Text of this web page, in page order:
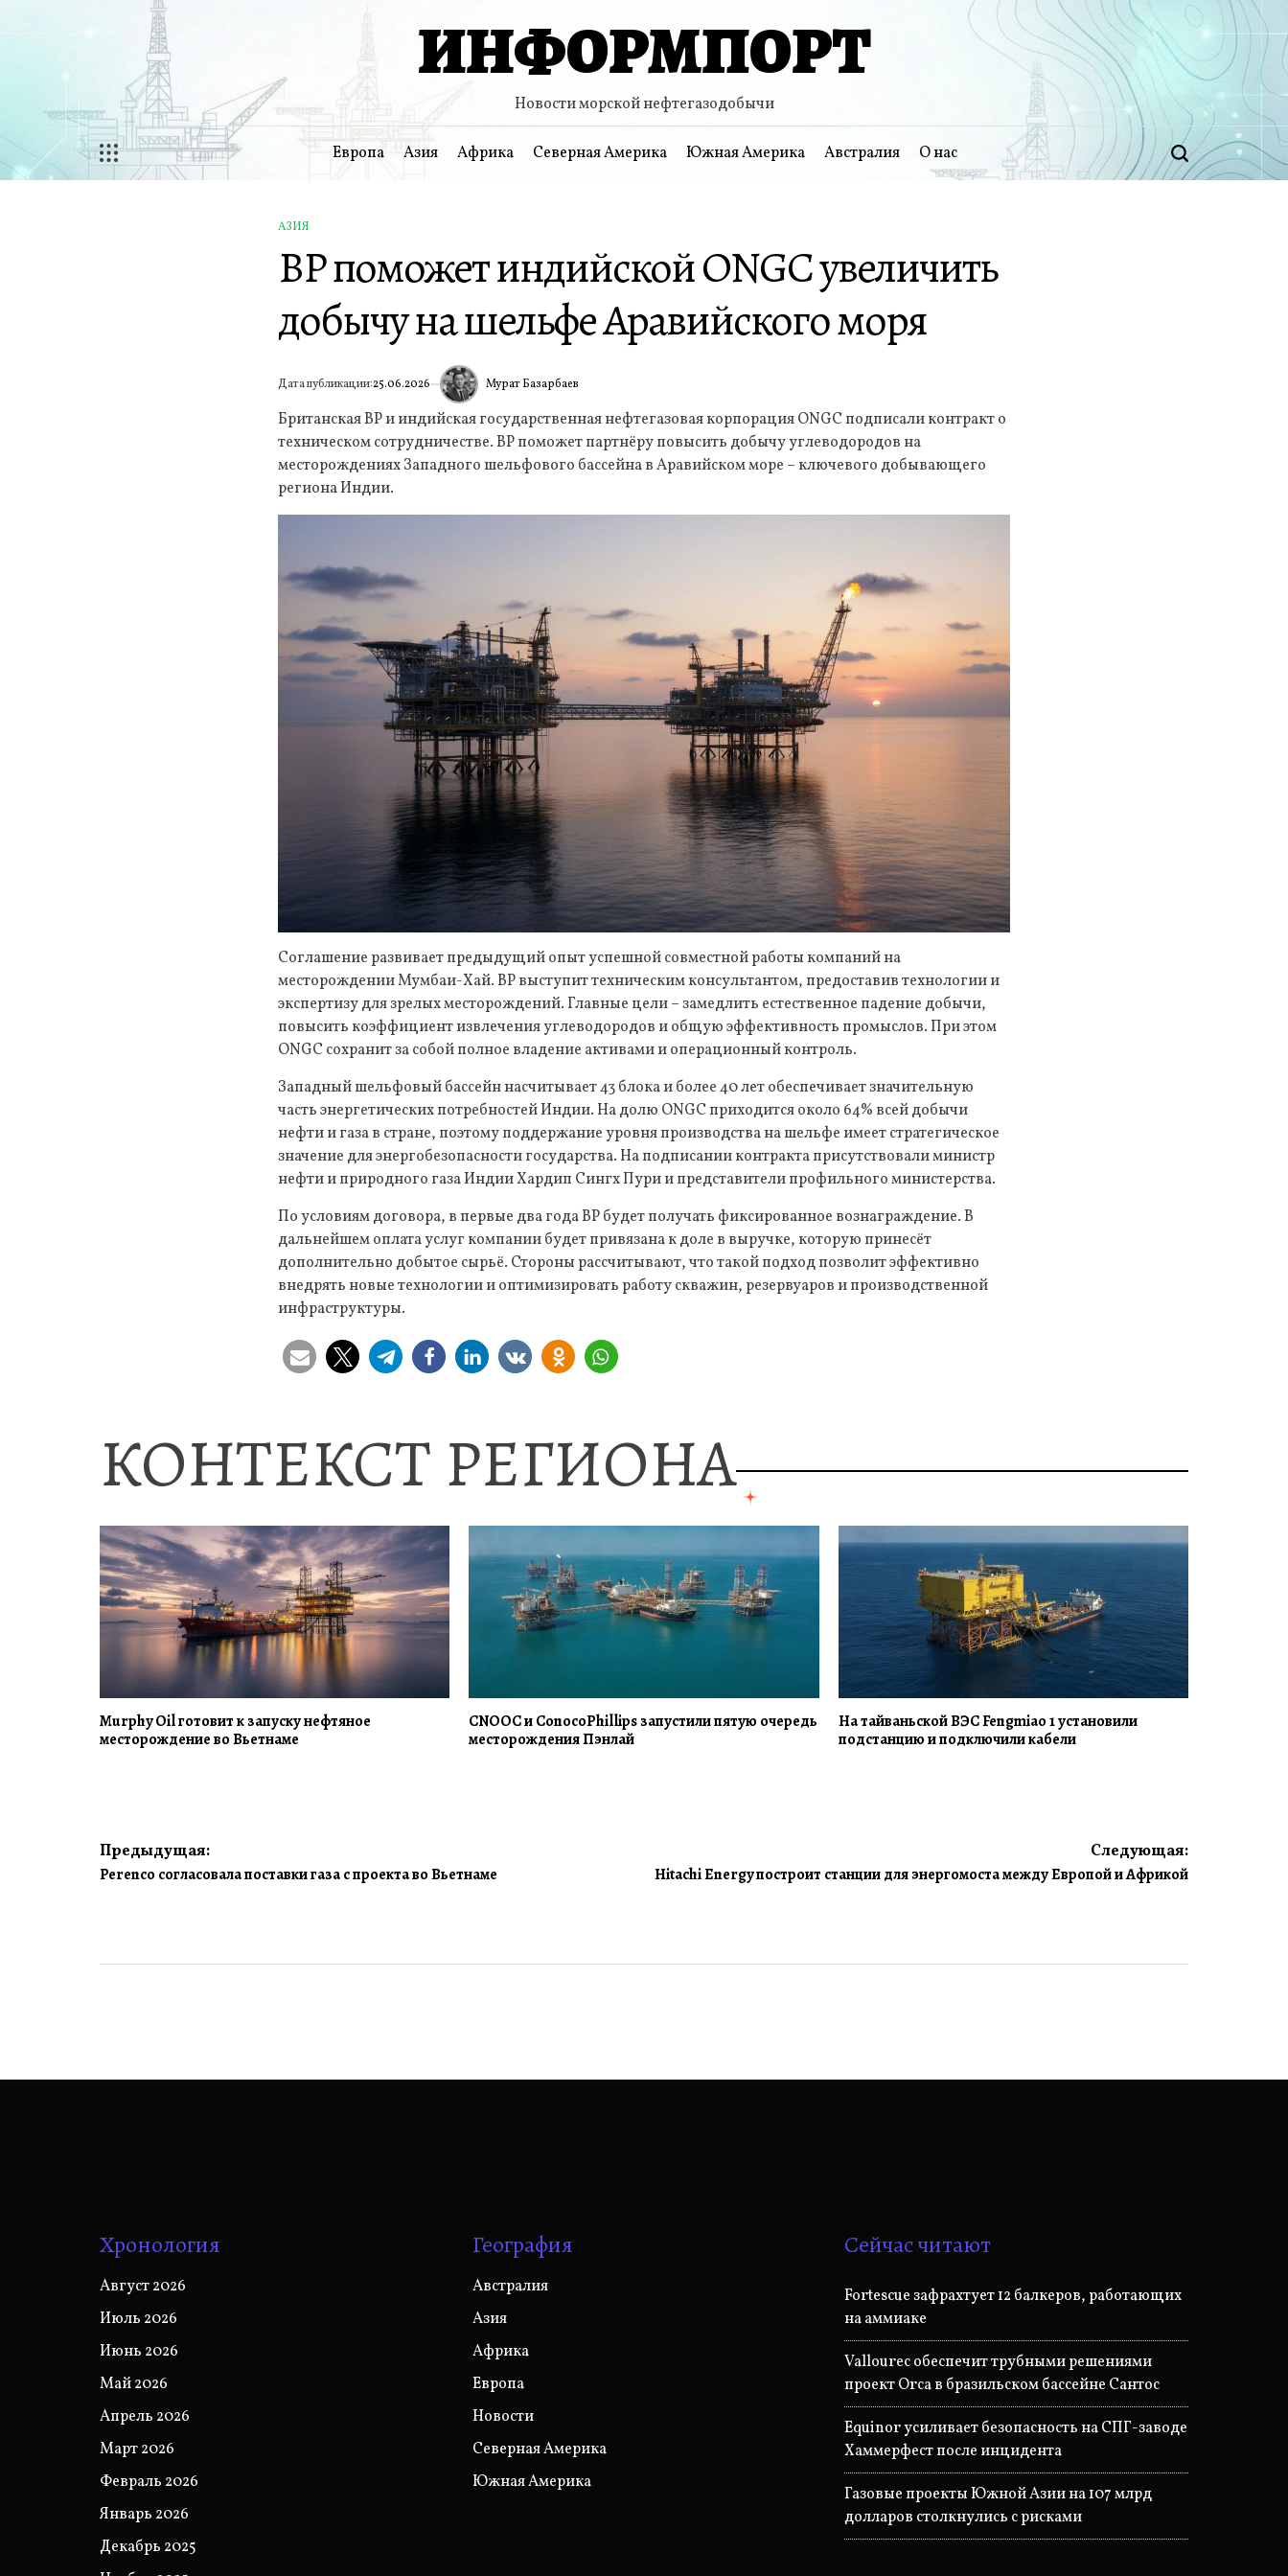
ИНФОРМПОРТ
Новости морской нефтегазодобычи
Европа Азия Африка Северная Америка Южная Америка Австралия О нас Поиск
ОПУБЛИКОВАНО
В
АЗИЯ
BP поможет индийской ONGC увеличить
добычу на шельфе Аравийского моря
Дата публикации:25.06.2026 ИА Мурат Базарбаев
Британская BP и индийская государственная нефтегазовая корпорация ONGC подписали контракт о
техническом сотрудничестве. BP поможет партнёру повысить добычу углеводородов на
месторождениях Западного шельфового бассейна в Аравийском море – ключевого добывающего
региона Индии.
Соглашение развивает предыдущий опыт успешной совместной работы компаний на
месторождении Мумбаи-Хай. BP выступит техническим консультантом, предоставив технологии и
экспертизу для зрелых месторождений. Главные цели – замедлить естественное падение добычи,
повысить коэффициент извлечения углеводородов и общую эффективность промыслов. При этом
ONGC сохранит за собой полное владение активами и операционный контроль.
Западный шельфовый бассейн насчитывает 43 блока и более 40 лет обеспечивает значительную
часть энергетических потребностей Индии. На долю ONGC приходится около 64% всей добычи
нефти и газа в стране, поэтому поддержание уровня производства на шельфе имеет стратегическое
значение для энергобезопасности государства. На подписании контракта присутствовали министр
нефти и природного газа Индии Хардип Сингх Пури и представители профильного министерства.
По условиям договора, в первые два года BP будет получать фиксированное вознаграждение. В
дальнейшем оплата услуг компании будет привязана к доле в выручке, которую принесёт
дополнительно добытое сырьё. Стороны рассчитывают, что такой подход позволит эффективно
внедрять новые технологии и оптимизировать работу скважин, резервуаров и производственной
инфраструктуры.
КОНТЕКСТ РЕГИОНА
Murphy Oil готовит к запуску нефтяное
месторождение во Вьетнаме
CNOOC и ConocoPhillips запустили пятую очередь
месторождения Пэнлай
На тайваньской ВЭС Fengmiao 1 установили
подстанцию и подключили кабели
Навигация
Предыдущая:
Perenco согласовала поставки газа с проекта во Вьетнаме
Следующая:
Hitachi Energy построит станции для энергомоста между Европой и Африкой
Хронология
Август 2026
Июль 2026
Июнь 2026
Май 2026
Апрель 2026
Март 2026
Февраль 2026
Январь 2026
Декабрь 2025
География
Австралия
Азия
Африка
Европа
Новости
Северная Америка
Южная Америка
Сейчас читают
Fortescue зафрахтует 12 балкеров, работающих
на аммиаке
Vallourec обеспечит трубными решениями
проект Orca в бразильском бассейне Сантос
Equinor усиливает безопасность на СПГ-заводе
Хаммерфест после инцидента
Газовые проекты Южной Азии на 107 млрд
долларов столкнулись с рисками